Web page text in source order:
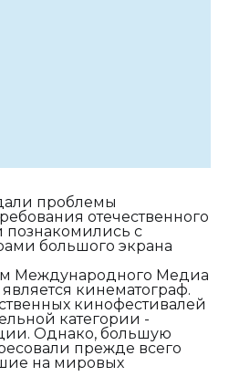
проблемы
отечественного
познакомились с
большого экрана
Международного Медиа
кинематограф.
кинофестивалей
категории -
Однако, большую
прежде всего
на мировых